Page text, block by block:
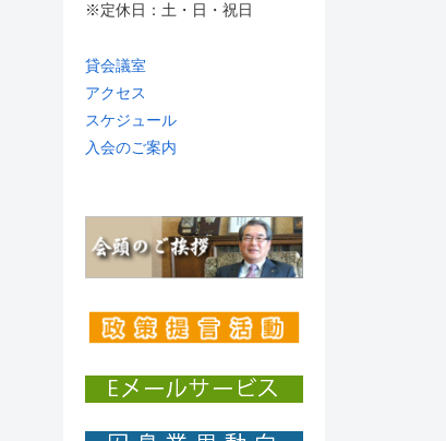
※定休日：土・日・祝日
貸会議室
アクセス
スケジュール
入会のご案内